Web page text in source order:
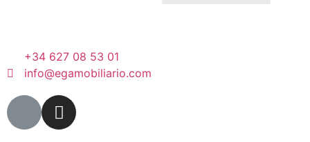
+34 627 08 53 01
info@egamobiliario.com